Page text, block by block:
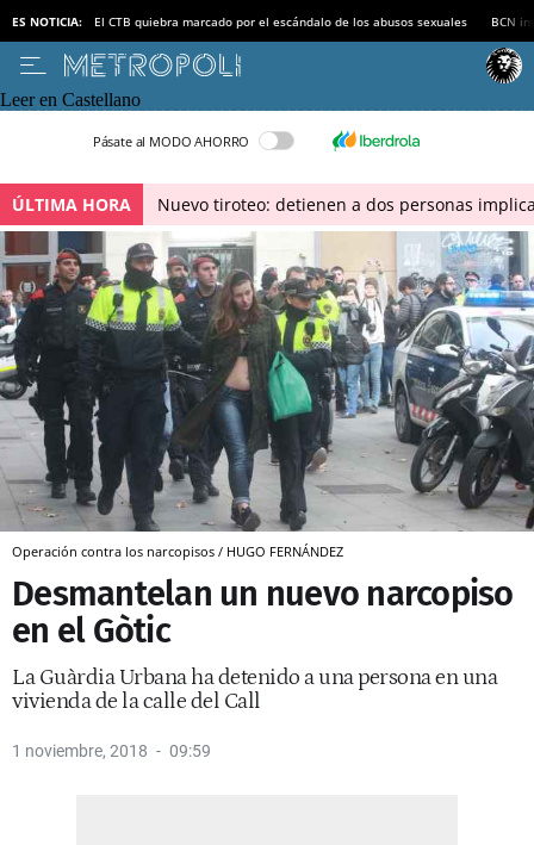
ES NOTICIA: El CTB quiebra marcado por el escándalo de los abusos sexuales BCN
Leer en Castellano
Pásate al MODO AHORRO
ÚLTIMA HORA Nuevo tiroteo: detienen a dos personas
Operación contra los narcopisos / HUGO FERNÁNDEZ
Desmantelan un nuevo narcopiso
en el Gòtic
La Guàrdia Urbana ha detenido a una persona en una
vivienda de la calle del Call
1 noviembre, 2018 09:59